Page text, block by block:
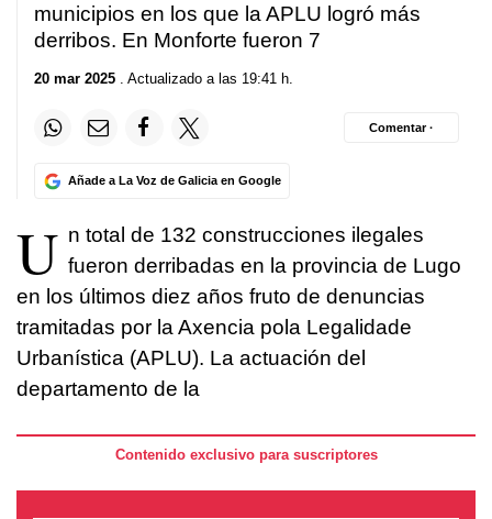
municipios en los que la APLU logró más
derribos. En Monforte fueron 7
20 mar 2025 . Actualizado a las 19:41 h.
Añade a La Voz de Galicia en Google
Comentar ·
U n total de 132 construcciones ilegales
fueron derribadas en la provincia de Lugo
en los últimos diez años fruto de denuncias
tramitadas por la Axencia pola Legalidade
Urbanística (APLU). La actuación del
departamento de la
Contenido exclusivo para suscriptores